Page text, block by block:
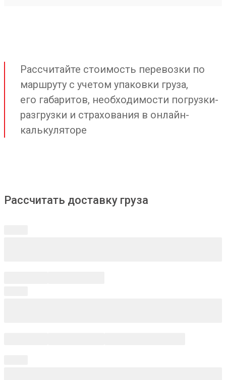
Рассчитайте стоимость перевозки по
маршруту с учетом упаковки груза,
его габаритов, необходимости погрузки-
разгрузки и страхования в онлайн-
калькуляторе
Рассчитать доставку груза